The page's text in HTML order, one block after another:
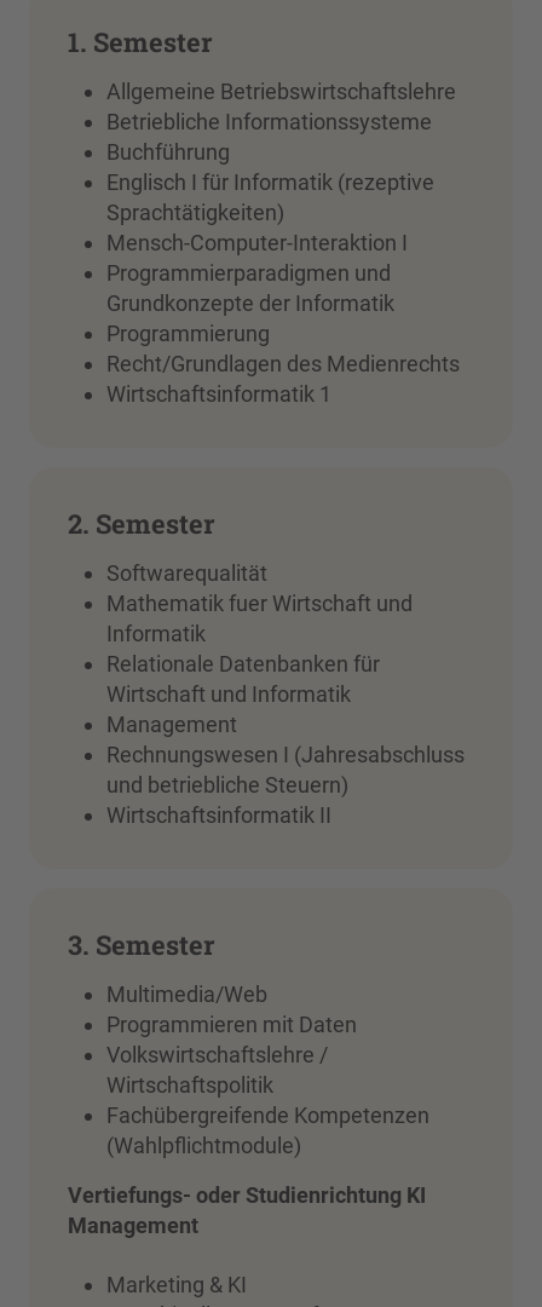
1. Semester
Allgemeine Betriebswirtschaftslehre
Betriebliche Informationssysteme
Buchführung
Englisch I für Informatik (rezeptive
Sprachtätigkeiten)
Mensch-Computer-Interaktion I
Programmierparadigmen und
Grundkonzepte der Informatik
Programmierung
Recht/Grundlagen des Medienrechts
Wirtschaftsinformatik 1
2. Semester
Softwarequalität
Mathematik fuer Wirtschaft und
Informatik
Relationale Datenbanken für
Wirtschaft und Informatik
Management
Rechnungswesen I (Jahresabschluss
und betriebliche Steuern)
Wirtschaftsinformatik II
3. Semester
Multimedia/Web
Programmieren mit Daten
Volkswirtschaftslehre /
Wirtschaftspolitik
Fachübergreifende Kompetenzen
(Wahlpflichtmodule)
Vertiefungs- oder Studienrichtung KI
Management
Marketing & KI